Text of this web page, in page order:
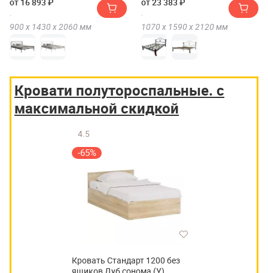
900 х 1430 х2060 мм 1070 х 1590 х2120 мм
Кровати полутороспальные. с
максимальной скидкой
4.5
-65%
Кровать Стандарт 1200 без